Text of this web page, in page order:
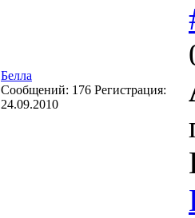
Белла
Cообщений: 176 Регистрация:
24.09.2010